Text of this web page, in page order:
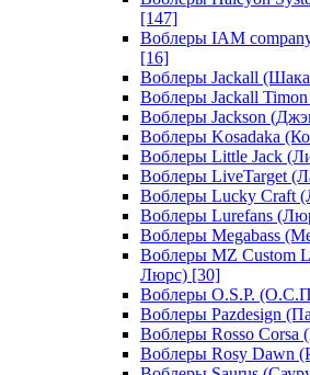
[147]
Воблеры IAM
[16]
Воблеры Jackall
Воблеры Jackall
Воблеры Jackson
Воблеры Kosadaka
Воблеры Little Jack
Воблеры LiveTarget
Воблеры Lucky Craft
Воблеры Lurefans
Воблеры Megabass
Воблеры MZ Custom
Люрс) [30]
Воблеры O.S.P.
Воблеры Pazdesign
Воблеры Rosso Corsa
Воблеры Rosy Dawn